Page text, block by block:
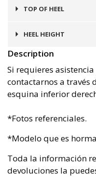
Goma
TOP OF HEEL
Goma
HEEL HEIGHT
4 cms
Description
Si requieres
contactarnos a través
esquina inferior
*Fotos referenciales.
*Modelo que es
Toda la información
devoluciones la